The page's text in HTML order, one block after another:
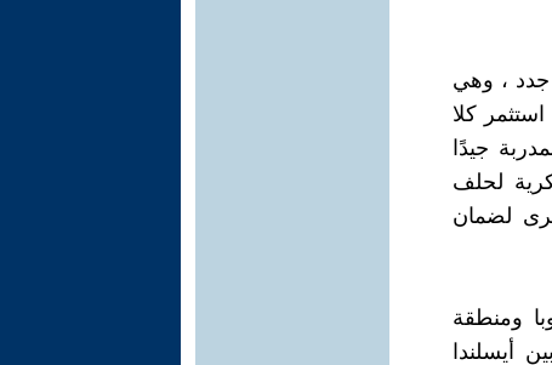
جدد ، وهي
كلا
جيدًا
لحلف
لضمان
ومنطقة
أيسلندا